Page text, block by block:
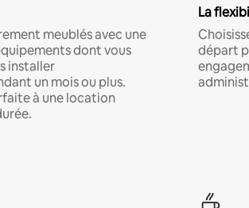
meublés avec une
dont vous
installer
un mois ou plus.
à une location
La
départ